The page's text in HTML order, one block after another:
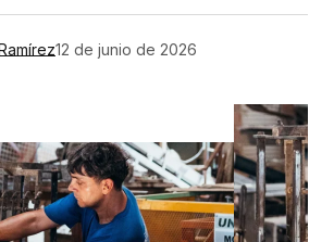
12 de junio de 2026